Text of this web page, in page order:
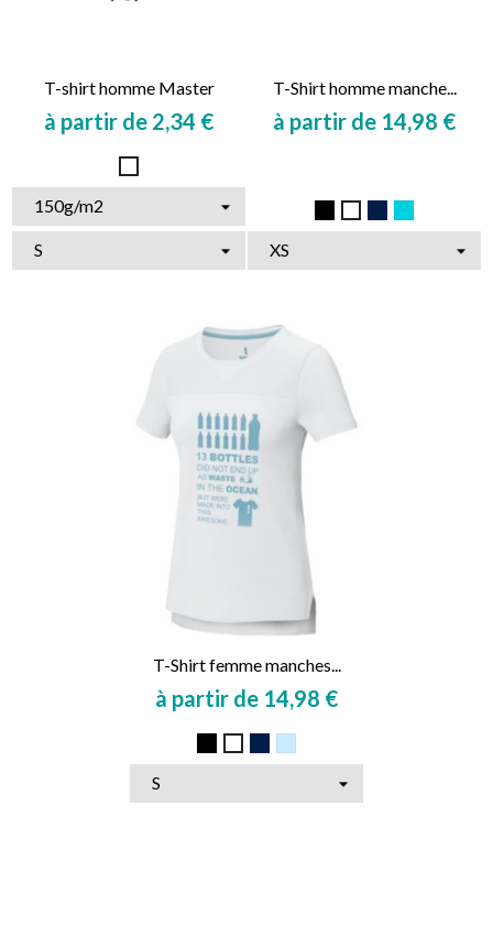
T-shirt homme Master
Prix
à partir de 2,34 €
T-Shirt homme manche...
à partir de 14,98 €
Clair
T-Shirt femme manches...
Prix
à partir de 14,98 €
ciel